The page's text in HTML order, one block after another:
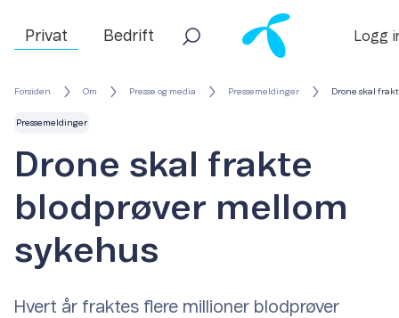
Privat Bedrift Logg
Forsiden Om Presse og media Pressemeldinger Drone skal
Pressemeldinger
Drone skal frakte
blodprøver mellom
sykehus
Hvert år fraktes flere millioner blodprøver